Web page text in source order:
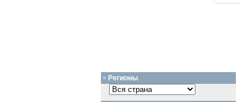
Регионы